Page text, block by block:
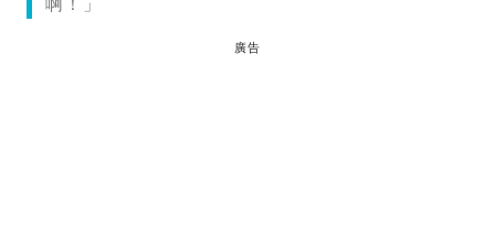
啊！」
廣告